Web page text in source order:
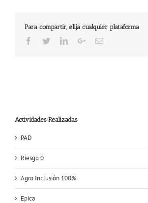
Para compartir, elija cualquier plataforma
Facebook
TwitterLinkedInGoogle+Email
Actividades Realizadas
PAD
Riesgo 0
Agro Inclusión 100%
Epica